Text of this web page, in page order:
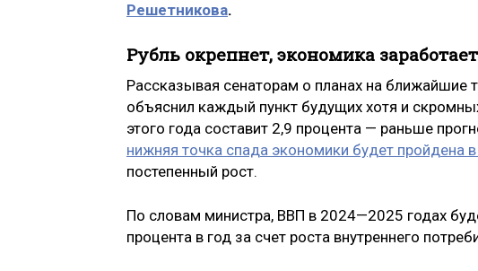
Решетникова.
Рубль окрепнет, экономика заработает
Рассказывая сенаторам о планах на ближайшие
объяснил каждый пункт будущих хотя и
этого года составит 2,9 процента — раньше
нижняя точка спада экономики будет пройдена
постепенный рост.
По словам министра, ВВП в 2024—2025 годах
процента в год за счет роста внутреннего